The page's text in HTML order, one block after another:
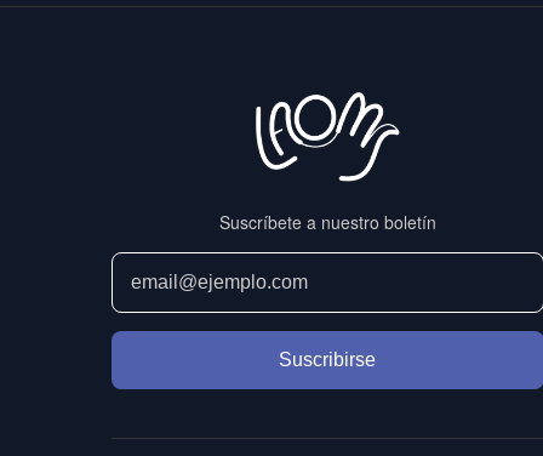
Suscríbete a nuestro boletín
Suscribirse